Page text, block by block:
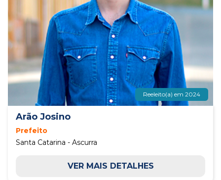
Reeleito(a) em 2024
Arão Josino
Prefeito
Santa Catarina - Ascurra
VER MAIS DETALHES